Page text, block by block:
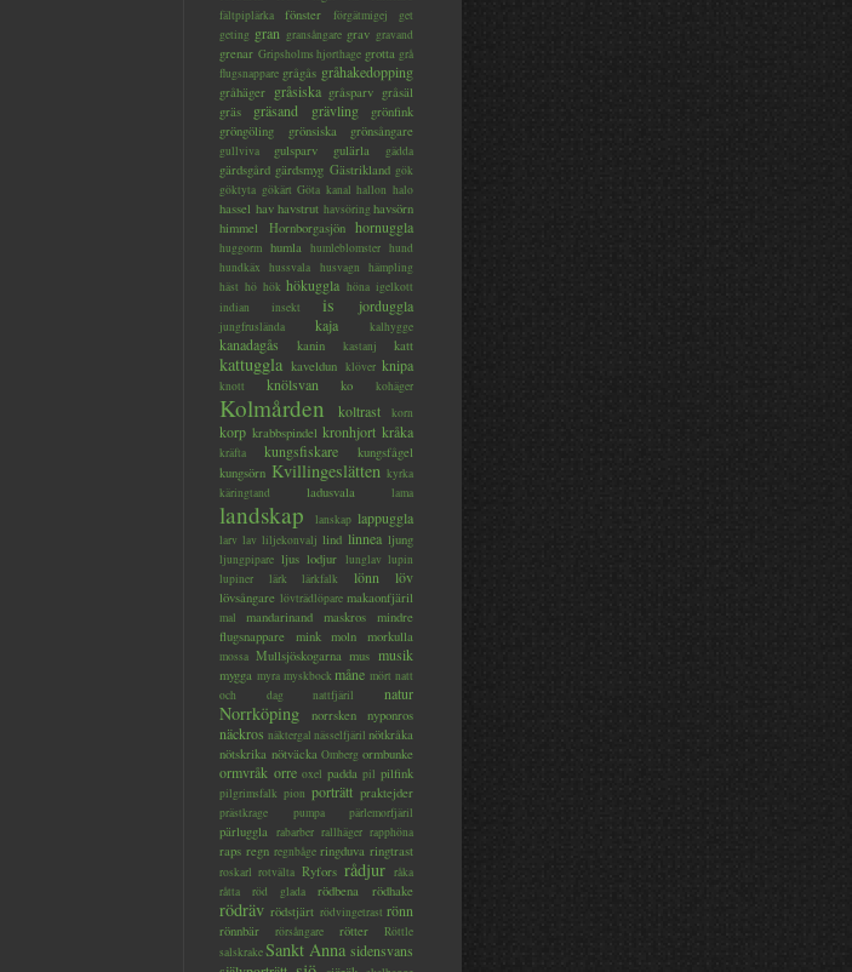
fältpiplärka fönster förgätmigej
get
geting gran gransångare grav gravand
grenar Gripsholms hjorthage grotta grå
flugsnappare grågås gråhakedopping
gråhäger gråsiska gråsparv gråsäl
gräs
gräsand grävling
grönfink
gröngöling
grönsiska grönsångare
gullviva gulsparv gulärla gädda
gärdsgård gärdsmyg Gästrikland gök
göktyta gökärt Göta kanal hallon halo
hassel hav havstrut havsöring havsörn
himmel
Hornborgasjön hornuggla
huggorm humla humleblomster hund
hundkäx
hussvala husvagn
hämpling
häst hö hök hökuggla höna igelkott
indian
insekt is jorduggla
jungfruslända kaja kalhygge
kanadagås kanin kastanj katt
kattuggla kaveldun klöver knipa
knott knölsvan ko kohäger
Kolmården koltrast korn
korp krabbspindel kronhjort kråka
kräfta kungsfiskare
kungsfågel
kungsörn Kvillingeslätten kyrka
käringtand
ladusvala lama
landskap lanskap lappuggla
larv lav liljekonvalj lind linnea ljung
ljungpipare ljus lodjur lunglav lupin
lupiner
lärk lärkfalk lönn löv
lövsångare lövträdlöpare makaonfjäril
mal mandarinand maskros
mindre
flugsnappare
mink moln morkulla
mossa Mullsjöskogarna mus musik
mygga myra myskbock måne mört natt
och dag
nattfjäril natur
Norrköping norrsken nyponros
näckros näktergal nässelfjäril nötkråka
nötskrika nötväcka Omberg ormbunke
ormvråk orre oxel padda pil pilfink
pilgrimsfalk pion porträtt praktejder
prästkrage pumpa pärlemorfjäril
pärluggla rabarber rallhäger rapphöna
raps regn regnbåge ringduva ringtrast
roskarl rotvälta Ryfors rådjur råka
råtta
röd glada rödbena rödhake
rödräv rödstjärt rödvingetrast rönn
rönnbär rörsångare rötter
Röttle
salskrakeSankt Anna sidensvans